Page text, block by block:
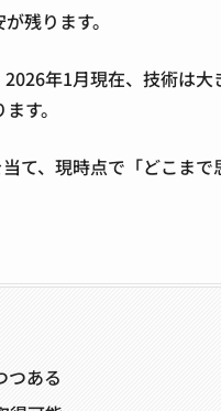
残ります。
年1月現在、技術は大
す。
て、現時点で「どこま
つある